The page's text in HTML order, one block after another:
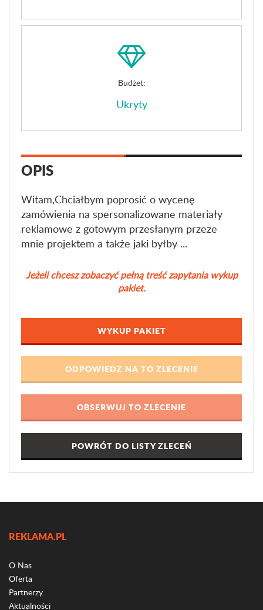
Budżet:
Ukryty
OPIS
Witam,Chciałbym poprosić o wycenę
zamówienia na spersonalizowane materiały
reklamowe z gotowym przesłanym przeze
mnie projektem a także jaki byłby ...
Jeżeli chcesz zobaczyć pełną treść zapytania wykup
pakiet.
WYKUP PAKIET
POWRÓT DO LISTY ZLECEŃ
REKLAMA.PL
O Nas
Oferta
Partnerzy
Aktualności